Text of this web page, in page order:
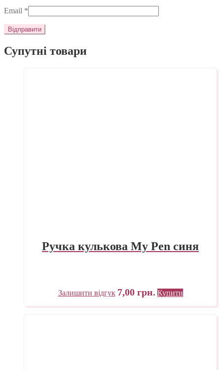
Email *
Супутні товари
Ручка кулькова My Pen синя
Залишити відгук 7,00 грн. Купити